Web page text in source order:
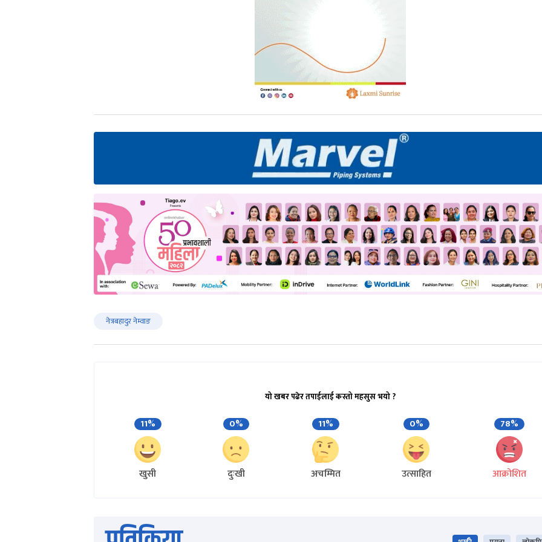
नेत्रबहादुर नेम्वाङ
यो खबर पढेर तपाईलाई कस्तो महसुस भयो ?
11%
खुसी
0%
दुःखी
11%
अचम्मित
0%
उत्साहित
78%
आक्रोशित